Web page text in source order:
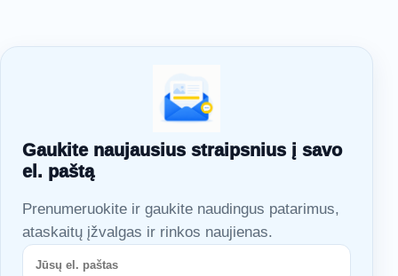
Gaukite naujausius straipsnius į savo
el. paštą
Prenumeruokite ir gaukite naudingus patarimus,
ataskaitų įžvalgas ir rinkos naujienas.